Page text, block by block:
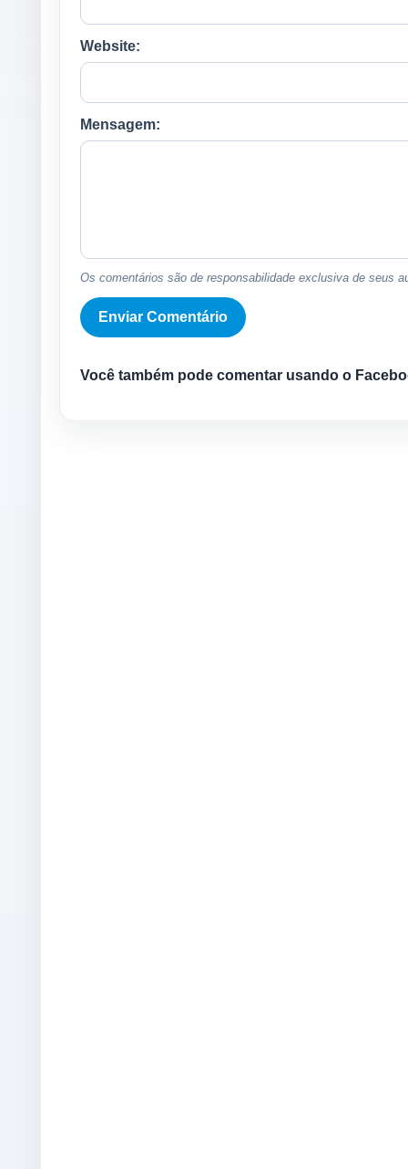
Website:
Mensagem:
Os comentários são de responsabilidade exclusiva de seus
Você também pode comentar usando o